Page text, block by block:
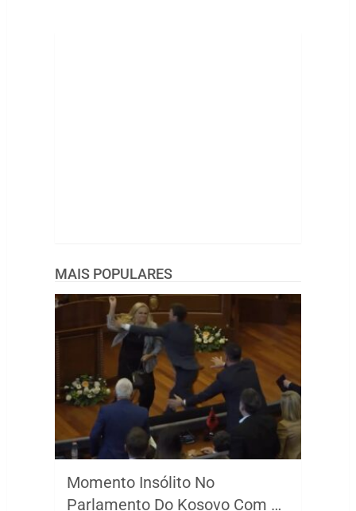
MAIS POPULARES
Momento Insólito No
Parlamento Do Kosovo Com …